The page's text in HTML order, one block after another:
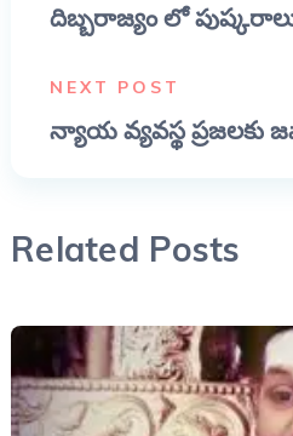
దిబ్బరాజ్యం లో
NEXT POST
న్యాయ వ్యవస్థ
Related Posts